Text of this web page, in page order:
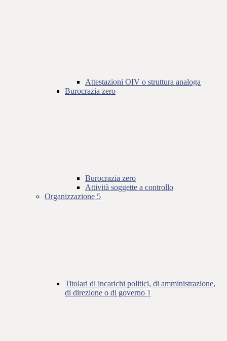
Attestazioni OIV o struttura analoga
Burocrazia zero
Burocrazia zero
Attività soggette a controllo
Organizzazione 5
Titolari di incarichi politici, di amministrazione,
di direzione o di governo 1